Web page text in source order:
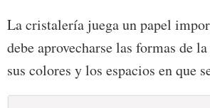
La cristalería juega un papel
debe aprovecharse las formas de
sus colores y los espacios en que